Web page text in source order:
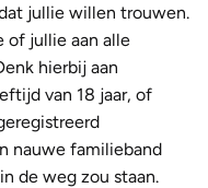
jullie willen trouwen.
of jullie aan alle
hierbij aan
van 18 jaar, of
nauwe familieband
de weg zou staan.